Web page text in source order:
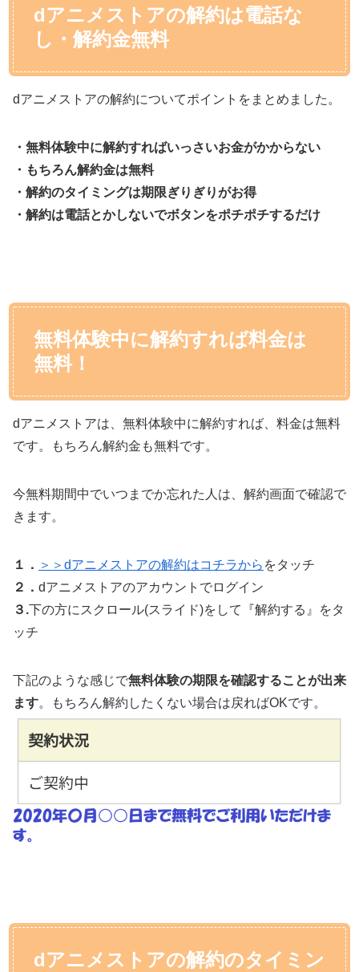
dアニメストアの解約は電話な
し・解約金無料
dアニメストアの解約についてポイントをまとめました。
・無料体験中に解約すればいっさいお金がかからない
・もちろん解約金は無料
・解約のタイミングは期限ぎりぎりがお得
・解約は電話とかしないでボタンをポチポチするだけ
無料体験中に解約すれば料金は
無料！
dアニメストアは、無料体験中に解約すれば、料金は無料
です。もちろん解約金も無料です。
今無料期間中でいつまでか忘れた人は、解約画面で確認で
きます。
１． ＞＞dアニメストアの解約はコチラから をタッチ
２． dアニメストアのアカウントでログイン
３.下の方にスクロール(スライド)をして『解約する』をタ
ッチ
下記のような感じで無料体験の期限を確認することが出来
ます。もちろん解約したくない場合は戻ればOKです。
dアニメストアの解約のタイミン